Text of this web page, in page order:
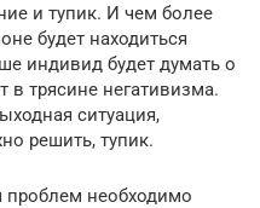
и тупик. И чем более
будет находиться
индивид будет думать о
в трясине негативизма.
ситуация,
решить, тупик.
проблем необходимо